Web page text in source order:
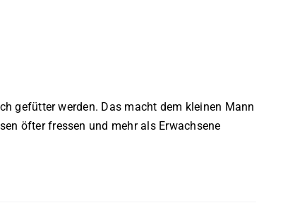
gefütter werden. Das macht dem kleinen Mann
öfter fressen und mehr als Erwachsene